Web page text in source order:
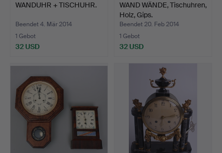
WANDUHR + TISCHUHR.
Beendet 4. Mär 2014
1 Gebot
32 USD
WAND WÄNDE, Tischuhren,
Holz, Gips.
Beendet 20. Feb 2014
1 Gebot
32 USD